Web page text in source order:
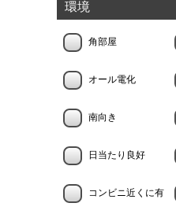
環境
角部屋
オール電化
南向き
日当たり良好
コンビニ近くに有